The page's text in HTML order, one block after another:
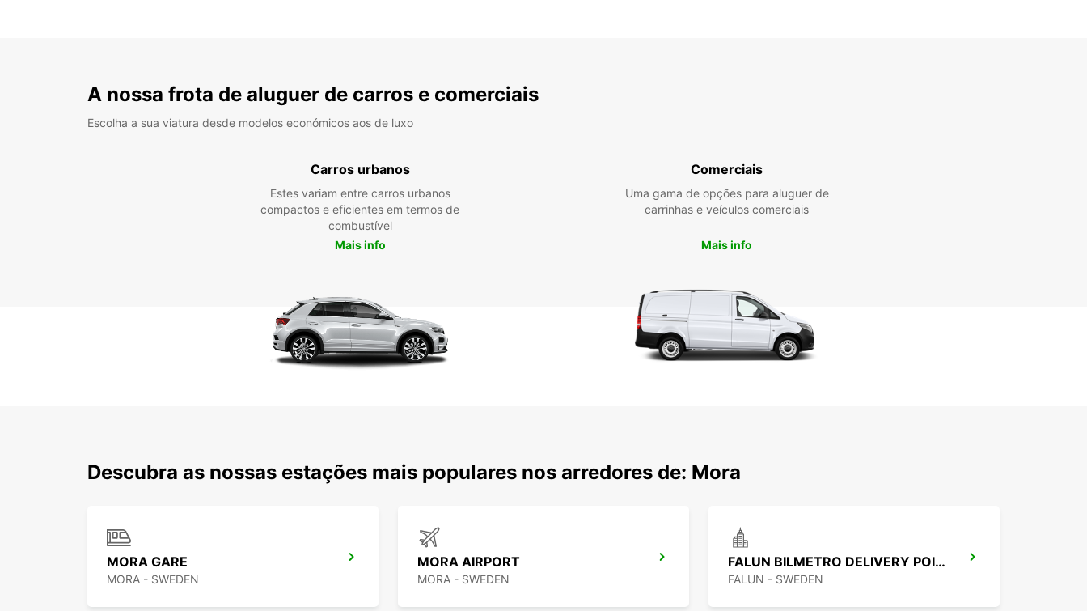
A nossa frota de aluguer de carros e comerciais
Escolha a sua viatura desde modelos económicos aos de luxo
Carros urbanos
Estes variam entre carros urbanos
compactos e eficientes em termos de
combustível
Mais info
Comerciais
Uma gama de opções para aluguer de
carrinhas e veículos comerciais
Mais info
Descubra as nossas estações mais populares nos arredores de: Mora
MORA GARE
MORA - SWEDEN
MORA AIRPORT
MORA - SWEDEN
FALUN BILMETRO DELIVERY POINT
FALUN - SWEDEN